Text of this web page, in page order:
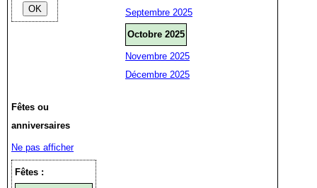
Septembre 2025
Octobre 2025
Novembre 2025
Décembre 2025
Fêtes ou
anniversaires
Ne pas afficher
Fêtes :